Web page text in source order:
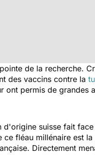
de la recherche.
des vaccins contre la
ont permis de grandes
d'origine suisse fait
fléau millénaire est
Directement